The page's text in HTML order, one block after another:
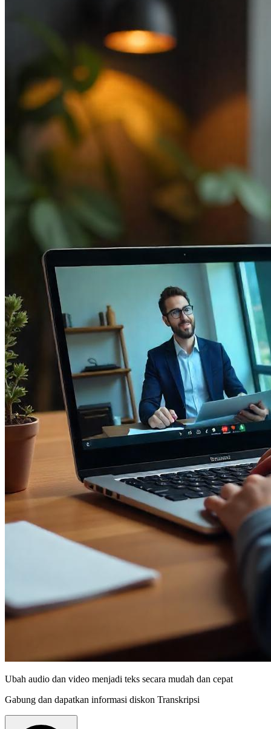
Ubah audio dan video menjadi teks secara mudah dan cepat
Gabung dan dapatkan informasi diskon Transkripsi